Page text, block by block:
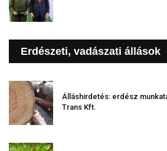
Erdészeti, vadászati állások
Álláshirdetés: erdész
Trans Kft.